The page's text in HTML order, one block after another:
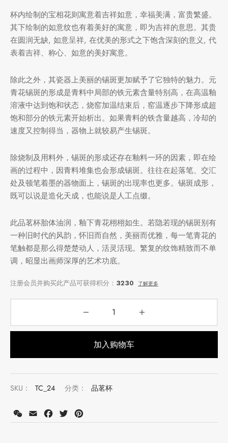
杯内绘制的宝相花则寓意着吉祥如意，幸福美满，富贵繁盛。
其下绘制的如意纹也有着美好的寓意，即为吉祥的意思。其贵
在圆润无缺, 如意呈祥, 在优美的形式之下饱含深刻的意义, 代
表着吉祥、称心、如意的美好寓意。
除此之外，其瓷器上美丽的锡斑更加赋予了它独特的魅力。元
青花锡斑的形成是青料中局部的铁元素含量特别高，在高温釉
溶液中达到饱和状态，烧窑加温结束后，窑温逐步下降形成超
饱和部分的铁元素开始析出。如果青料的铁含量越高，冷却的
速度又控制得当，器物上就较易产生锡斑。
除烧制及用料外，锡斑的形成还存在釉料一环的因素，即在绘
画的过程中，因青料堆集也会形成锡斑。往往在起落笔、交汇
处及顿笔着墨的器物面上，锡斑的出现率也更多。锡斑成形，
既可以说是造化天成，也能说是人工点缀。
此品茗杯胎体油润，釉下青花栩栩如生。若隐若现的锡斑别有
一种旧时代的风韵，怀旧而自然，美丽而优雅，每一笔青花的
笔触都是那么得楚楚动人，活灵活现。繁复的纹饰精致而不单
调，昭显出画师深厚的艺术功底。
注册会员并购买此产品可获得积分：3230
加入购物车
SKU： TC_24 分类： 品茗杯
WeChat
Email Facebook
Twitter
品
分类
分类
因含量分类
分类
分类